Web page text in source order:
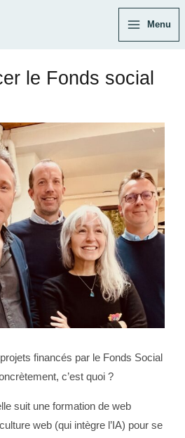
Main
Menu
Menu
le Fonds social
financés par le Fonds Social
c’est quoi ?
suit une formation de web
web (qui intègre l’IA) pour se